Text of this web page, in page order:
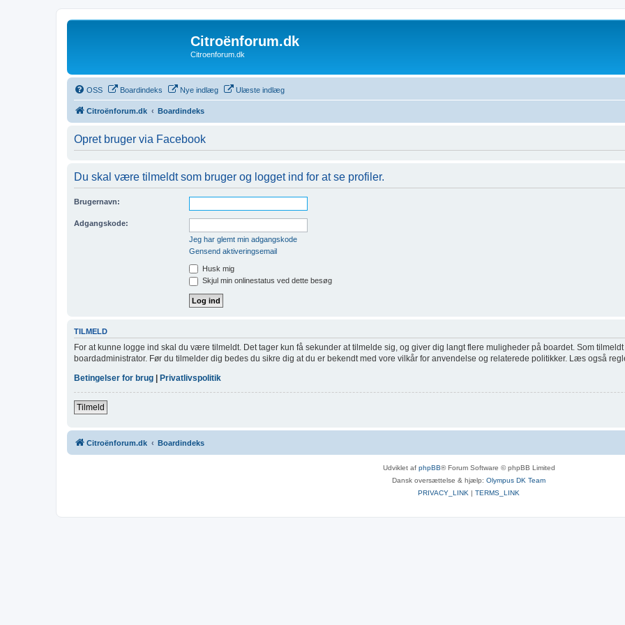
Citroënforum.dk
Citroenforum.dk
OSS Boardindeks Nye indlæg Ulæste indlæg
Citroënforum.dk Boardindeks
Opret bruger via Facebook
Du skal være tilmeldt som bruger og logget ind for at se profiler.
Brugernavn:
Adgangskode:
Jeg har glemt min adgangskode
Gensend aktiveringsemail
Husk mig
Skjul min onlinestatus ved dette besøg
TILMELD
For at kunne logge ind skal du være tilmeldt. Det tager kun få sekunder at tilmelde sig, og giver dig langt flere muligheder på boardet. Som
boardadministrator. Før du tilmelder dig bedes du sikre dig at du er bekendt med vore vilkår for anvendelse og relaterede politikker. Læs også
Betingelser for brug
Privatlivspolitik
Tilmeld
Citroënforum.dk Boardindeks
Udviklet af phpBB® Forum Software © phpBB Limited
Dansk oversættelse & hjælp: Olympus DK Team
PRIVACY_LINK | TERMS_LINK